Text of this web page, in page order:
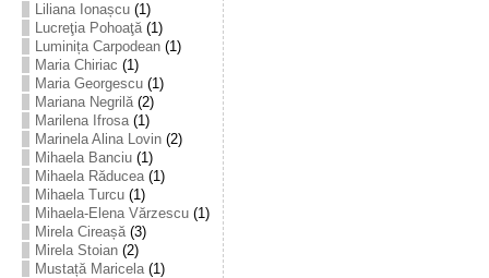
Liliana Ionașcu(1)
Lucreţia Pohoaţă(1)
Luminița Carpodean(1)
Maria Chiriac (1)
Maria Georgescu(1)
Mariana Negrilă(2)
Marilena Ifrosa(1)
Marinela Alina Lovin(2)
Mihaela Banciu(1)
Mihaela Răducea(1)
Mihaela Turcu(1)
Mihaela-Elena Vărzescu(1)
Mirela Cireașă(3)
Mirela Stoian(2)
Mustață Maricela(1)